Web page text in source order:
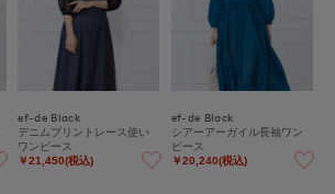
ef-de Black
デニムプリントレース使い
ワンピース
￥21,450(税込)
ef-de Black
シアーアーガイル長袖ワン
ピース
￥20,240(税込)